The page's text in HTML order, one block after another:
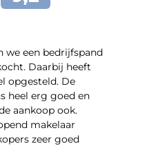
we een bedrijfspand
Daarbij heeft
opgesteld. De
heel erg goed en
aankoop ook.
makelaar
zeer goed